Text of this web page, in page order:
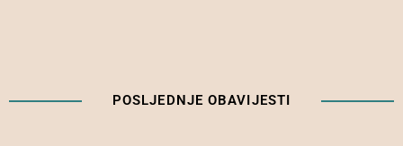
POSLJEDNJE OBAVIJESTI